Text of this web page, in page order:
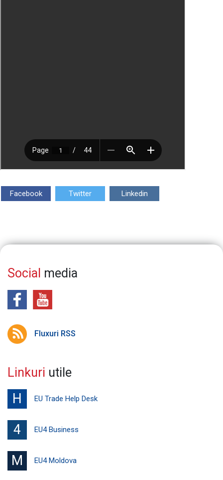
Facebook Twitter Linkedin
Social media
Fluxuri RSS
Linkuri utile
H EU Trade Help Desk
4 EU4 Business
M EU4 Moldova